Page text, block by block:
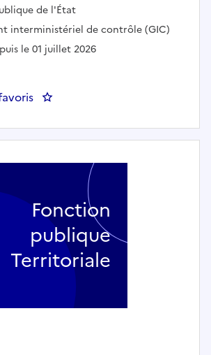
:de l'État
interministériel de contrôle (GIC)
le 01 juillet 2026
: DIRECTEUR DE
Fonction
publique
Territoriale